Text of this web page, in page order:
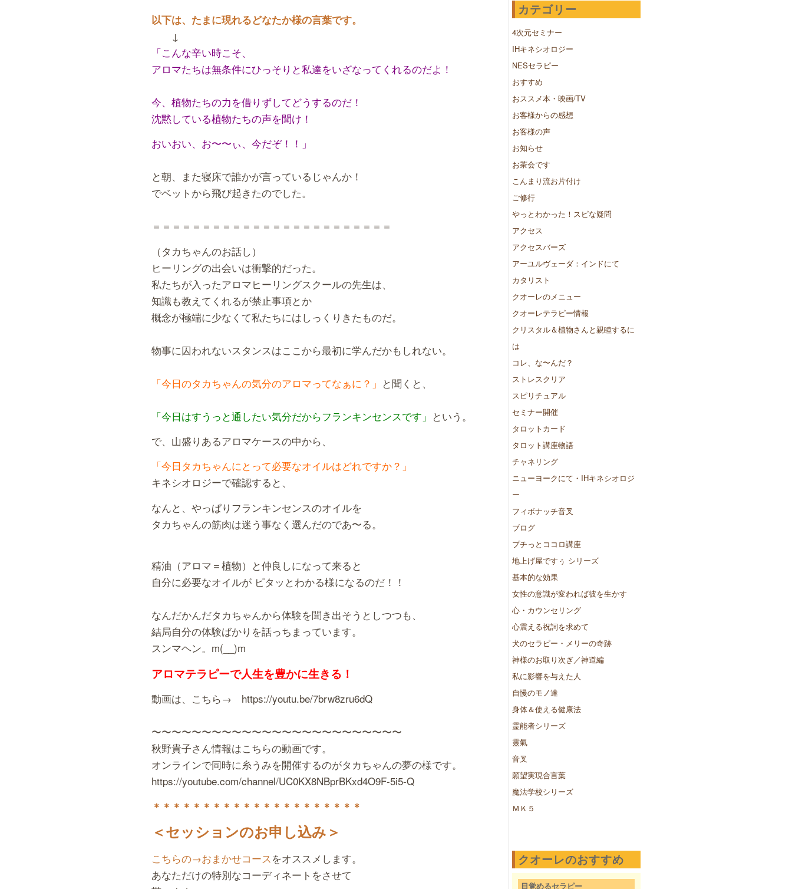
以下は、たまに現れるどなたか様の言葉です。
↓
「こんな辛い時こそ、
アロマたちは無条件にひっそりと私達をいざなってくれるのだよ！
今、植物たちの力を借りずしてどうするのだ！
沈黙している植物たちの声を聞け！
おいおい、お〜〜ぃ、今だぞ！！」
と朝、また寝床で誰かが言っているじゃんか！
でベットから飛び起きたのでした。
＝＝＝＝＝＝＝＝＝＝＝＝＝＝＝＝＝＝＝＝＝＝＝＝
（タカちゃんのお話し）
ヒーリングの出会いは衝撃的だった。
私たちが入ったアロマヒーリングスクールの先生は、
知識も教えてくれるが禁止事項とか
概念が極端に少なくて私たちにはしっくりきたものだ。
物事に囚われないスタンスはここから最初に学んだかもしれない。
「今日のタカちゃんの気分のアロマってなぁに？」 と聞くと、
「今日はすうっと通したい気分だからフランキンセンスです」 という。
で、山盛りあるアロマケースの中から、
「今日タカちゃんにとって必要なオイルはどれですか？」
キネシオロジーで確認すると、
なんと、やっぱりフランキンセンスのオイルを
タカちゃんの筋肉は迷う事なく選んだのであ〜る。
精油（アロマ＝植物）と仲良しになって来ると
自分に必要なオイルが ピタッとわかる様になるのだ！！
なんだかんだタカちゃんから体験を聞き出そうとしつつも、
結局自分の体験ばかりを話っちまっています。
スンマヘン。m(__)m
アロマテラピーで人生を豊かに生きる！
動画は、こちら→ https://youtu.be/7brw8zru6dQ
〜〜〜〜〜〜〜〜〜〜〜〜〜〜〜〜〜〜〜〜〜〜〜〜〜
秋野貴子さん情報はこちらの動画です。
オンラインで同時に糸うみを開催するのがタカちゃんの夢の様です。
https://youtube.com/channel/UC0KX8NBprBKxd4O9F-5i5-Q
＊＊＊＊＊＊＊＊＊＊＊＊＊ ＊＊＊＊＊＊＊＊
＜セッションのお申し込み＞
こちらの→おまかせコース をオススメします。
あなただけの特別なコーディネートをさせて
カテゴリー
4次元セミナー
IHキネシオロジー
NESセラピー
おすすめ
おススメ本・映画/TV
お客様からの感想
お客様の声
お知らせ
お茶会です
こんまり流お片付け
ご修行
やっとわかった！スピな疑問
アクセス
アクセスバーズ
アーユルヴェーダ：インドにて
カタリスト
クオーレのメニュー
クオーレテラピー情報
クリスタル＆植物さんと親睦するに
は
コレ、な〜んだ？
ストレスクリア
スピリチュアル
セミナー開催
タロットカード
タロット講座物語
チャネリング
ニューヨークにて・IHキネシオロジ
ー
フィボナッチ音叉
ブログ
プチっとココロ講座
地上げ屋ですぅ シリーズ
基本的な効果
女性の意識が変われば彼を生かす
心・カウンセリング
心震える祝詞を求めて
犬のセラピー・メリーの奇跡
神様のお取り次ぎ／神道編
私に影響を与えた人
自慢のモノ達
身体＆使える健康法
霊能者シリーズ
靈氣
音叉
願望実現合言葉
魔法学校シリーズ
ＭＫ５
クオーレのおすすめ
目覚めるセラピー